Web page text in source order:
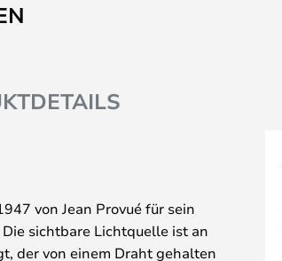
von Jean Provué für sein
sichtbare Lichtquelle ist an
der von einem Draht gehalten